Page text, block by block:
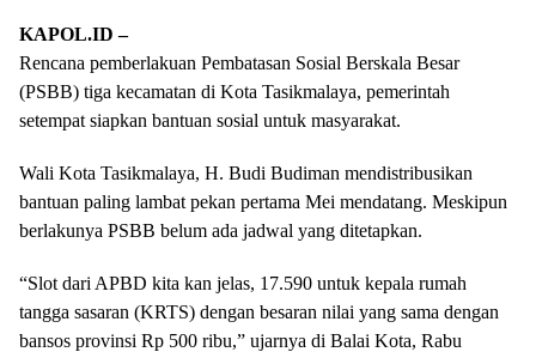
KAPOL.ID –
Rencana pemberlakuan Pembatasan Sosial Berskala Besar
(PSBB) tiga kecamatan di Kota Tasikmalaya, pemerintah
setempat siapkan bantuan sosial untuk masyarakat.
Wali Kota Tasikmalaya, H. Budi Budiman mendistribusikan
bantuan paling lambat pekan pertama Mei mendatang. Meskipun
berlakunya PSBB belum ada jadwal yang ditetapkan.
“Slot dari APBD kita kan jelas, 17.590 untuk kepala rumah
tangga sasaran (KRTS) dengan besaran nilai yang sama dengan
bansos provinsi Rp 500 ribu,” ujarnya di Balai Kota, Rabu